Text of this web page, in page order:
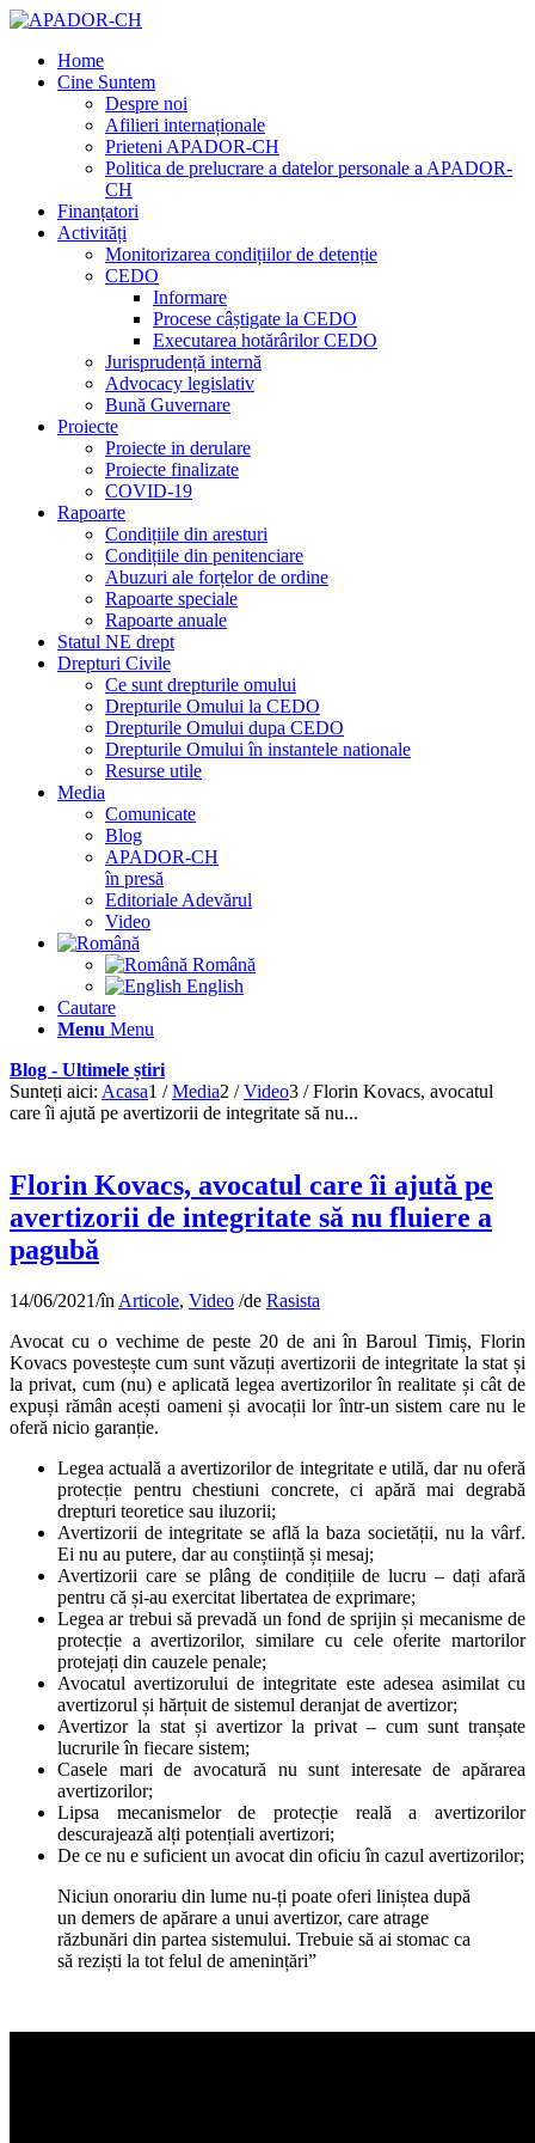
Home
Cine Suntem
Despre noi
Afilieri internaționale
Prieteni APADOR-CH
Politica de prelucrare a datelor personale a APADOR-
CH
Finanțatori
Activități
Monitorizarea condițiilor de detenție
CEDO
Informare
Procese câștigate la CEDO
Executarea hotărârilor CEDO
Jurisprudență internă
Advocacy legislativ
Bună Guvernare
Proiecte
Proiecte in derulare
Proiecte finalizate
COVID-19
Rapoarte
Condițiile din aresturi
Condițiile din penitenciare
Abuzuri ale forțelor de ordine
Rapoarte speciale
Rapoarte anuale
Statul NE drept
Drepturi Civile
Ce sunt drepturile omului
Drepturile Omului la CEDO
Drepturile Omului dupa CEDO
Drepturile Omului în instantele nationale
Resurse utile
Media
Comunicate
Blog
APADOR-CH
în presă
Editoriale Adevărul
Video
Română
English
Cautare
Menu Menu
Blog - Ultimele știri
Sunteți aici: Acasa1 / Media2 / Video3 / Florin Kovacs, avocatul
care îi ajută pe avertizorii de integritate să nu...
Florin Kovacs, avocatul care îi ajută pe
avertizorii de integritate să nu fluiere a
pagubă
14/06/2021/în Articole, Video /de Rasista
Avocat cu o vechime de peste 20 de ani în Baroul Timiș, Florin
Kovacs povestește cum sunt văzuți avertizorii de integritate la stat și
la privat, cum (nu) e aplicată legea avertizorilor în realitate și cât de
expuși rămân acești oameni și avocații lor într-un sistem care nu le
oferă nicio garanție.
Legea actuală a avertizorilor de integritate e utilă, dar nu oferă
protecție pentru chestiuni concrete, ci apără mai degrabă
drepturi teoretice sau iluzorii;
Avertizorii de integritate se află la baza societății, nu la vârf.
Ei nu au putere, dar au conștiință și mesaj;
Avertizorii care se plâng de condițiile de lucru – dați afară
pentru că și-au exercitat libertatea de exprimare;
Legea ar trebui să prevadă un fond de sprijin și mecanisme de
protecție a avertizorilor, similare cu cele oferite martorilor
protejați din cauzele penale;
Avocatul avertizorului de integritate este adesea asimilat cu
avertizorul și hărțuit de sistemul deranjat de avertizor;
Avertizor la stat și avertizor la privat – cum sunt tranșate
lucrurile în fiecare sistem;
Casele mari de avocatură nu sunt interesate de apărarea
avertizorilor;
Lipsa mecanismelor de protecție reală a avertizorilor
descurajează alți potențiali avertizori;
De ce nu e suficient un avocat din oficiu în cazul avertizorilor;
Niciun onorariu din lume nu-ți poate oferi liniștea după
un demers de apărare a unui avertizor, care atrage
răzbunări din partea sistemului. Trebuie să ai stomac ca
să reziști la tot felul de amenințări”